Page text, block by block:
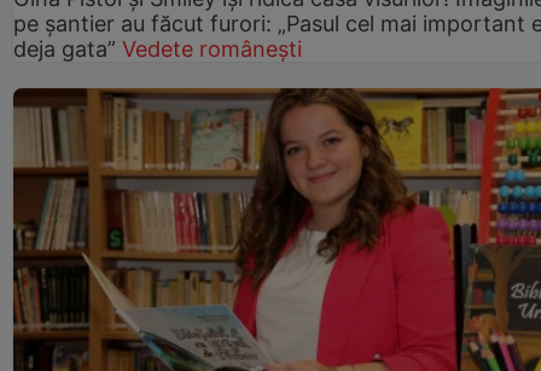
pe șantier au făcut furori: „Pasul cel mai important
deja gata” Vedete românești